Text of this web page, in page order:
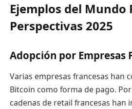
Ejemplos del Mundo
Perspectivas 2025
Adopción por Empresas
Varias empresas francesas han
Bitcoin como forma de pago.
cadenas de retail francesas han